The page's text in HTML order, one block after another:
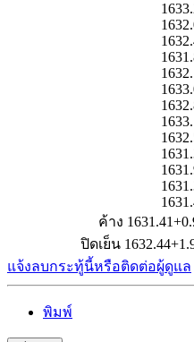
ค้าง
ปิดเย็น
แจ้งลบกระทู้นี้หรือติดต่อผู้ดูแล
พิมพ์